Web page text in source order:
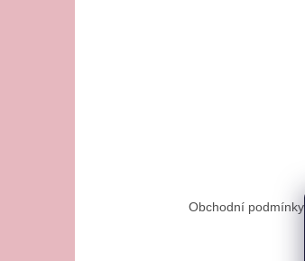
Obchodní podmínky